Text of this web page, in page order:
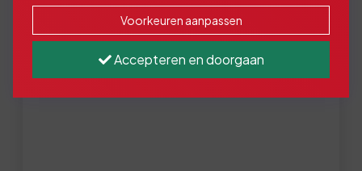
Voorkeuren aanpassen
Accepteren en doorgaan